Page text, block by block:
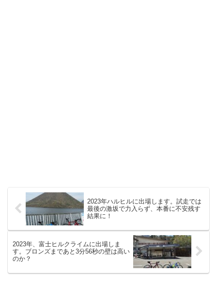
2023年ハルヒルに出場します。試走では
最後の激坂で力入らず、本番に不安残す
結果に！
2023年、富士ヒルクライムに出場しま
す。ブロンズまであと3分56秒の壁は高い
のか？